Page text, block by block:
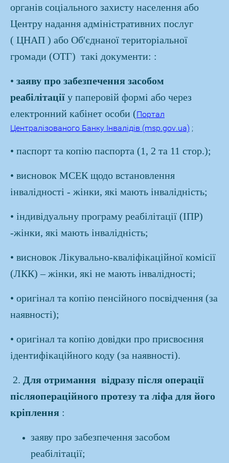
органів соціального захисту населення або
Центру надання адміністративних послуг
( ЦНАП ) або Об'єднаної територіальної
громади (ОТГ) такі документи: :
• заяву про забезпечення засобом
реабілітації у паперовій формі або через
електронний кабінет особи (Портал
Централізованого Банку Інвалідів (msp.gov.ua) ;
• паспорт та копію паспорта (1, 2 та 11 стор.);
• висновок МСЕК щодо встановлення
інвалідності - жінки, які мають інвалідність;
• індивідуальну програму реабілітації (ІПР)
-жінки, які мають інвалідність;
• висновок Лікувально-кваліфікаційної комісії
(ЛКК) – жінки, які не мають інвалідності;
• оригінал та копію пенсійного посвідчення (за
наявності);
• оригінал та копію довідки про присвоєння
ідентифікаційного коду (за наявності).
2. Для отримання відразу після операції
післяопераційного протезу та ліфа для його
кріплення :
заяву про забезпечення засобом
реабілітації;